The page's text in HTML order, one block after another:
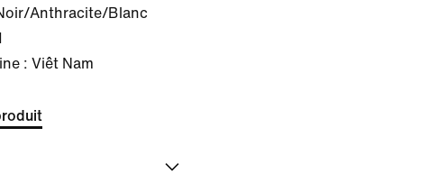
Anthracite/Blanc
: Viêt Nam